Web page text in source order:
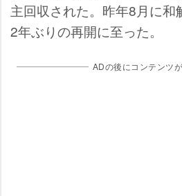
主回収された。昨年8月に和
2年ぶりの再開に至った。
ADの後にコンテンツ